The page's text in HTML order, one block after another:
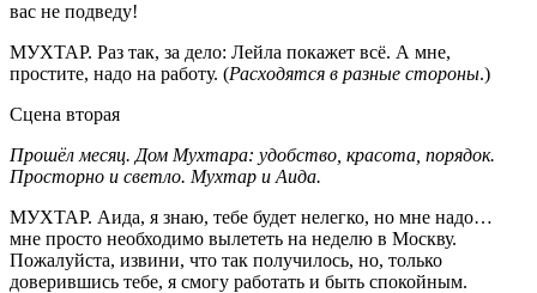
вас не подведу!
МУХТАР. Раз так, за дело: Лейла покажет всё. А мне,
простите, надо на работу. (Расходятся в разные стороны.)
Сцена вторая
Прошёл месяц. Дом Мухтара: удобство, красота, порядок.
Просторно и светло. Мухтар и Аида.
МУХТАР. Аида, я знаю, тебе будет нелегко, но мне надо…
мне просто необходимо вылететь на неделю в Москву.
Пожалуйста, извини, что так получилось, но, только
доверившись тебе, я смогу работать и быть спокойным.